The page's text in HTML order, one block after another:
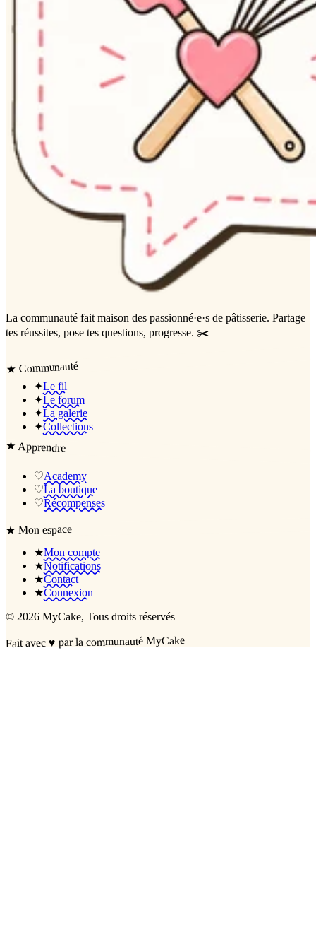
La communauté fait maison des passionné·e·s de pâtisserie. Partage
tes réussites, pose tes questions, progresse. ✂️
★ Communauté
✦Le fil
✦Le forum
✦La galerie
✦Collections
★Apprendre
♡Academy
♡La boutique
♡Récompenses
★Mon espace
★Mon compte
★Notifications
★Contact
★Connexion
© 2026 MyCake, Tous droits réservés
Fait avec♥ par la communauté MyCake